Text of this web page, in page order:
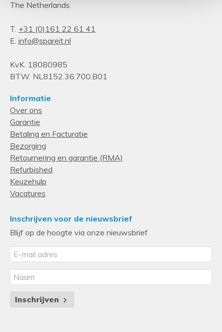
The Netherlands
T. +31 (0)161 22 61 41
E. info@spareit.nl
KvK. 18080985
BTW. NL8152.36.700.B01
Informatie
Over ons
Garantie
Betaling en Facturatie
Bezorging
Retournering en garantie (RMA)
Refurbished
Keuzehulp
Vacatures
Inschrijven voor de nieuwsbrief
Blijf op de hoogte via onze nieuwsbrief
Inschrijven